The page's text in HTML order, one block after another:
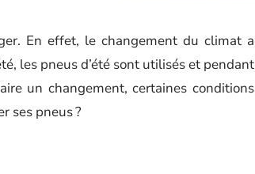
En effet, le changement du climat a
les pneus d’été sont utilisés et pendant
un changement, certaines conditions
ses pneus ?